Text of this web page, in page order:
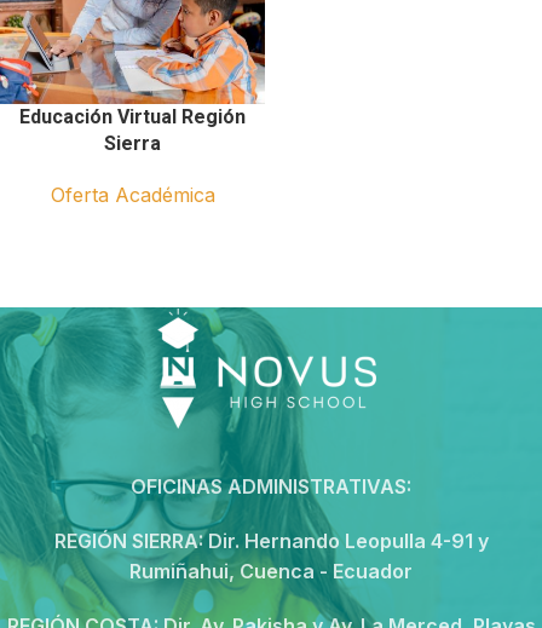
Educación Virtual Región
Sierra
Oferta Académica
OFICINAS ADMINISTRATIVAS:
REGIÓN SIERRA:Dir. Hernando Leopulla 4-91 y
Rumiñahui, Cuenca - Ecuador